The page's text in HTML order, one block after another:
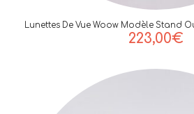
Lunettes De Vue Woow Modèle Stand
223,00€